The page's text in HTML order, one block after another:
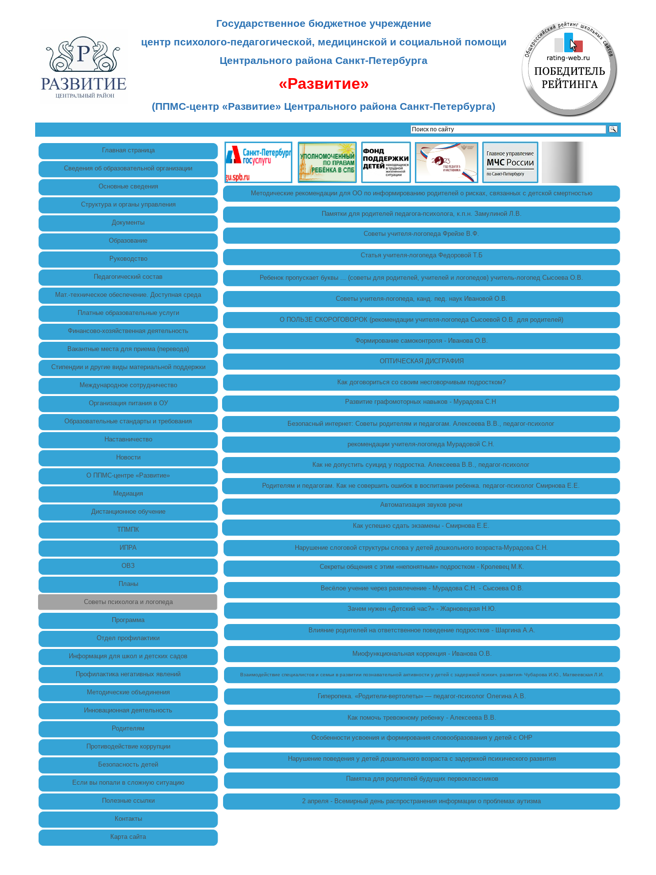
Государственное бюджетное учреждение
центр психолого-педагогической, медицинской и социальной помощи
Центрального района Санкт-Петербурга
«Развитие»
(ППМС-центр «Развитие» Центрального района Санкт-Петербурга)
Главная страница
Сведения об образовательной организации
Основные сведения
Структура и органы управления
Документы
Образование
Руководство
Педагогический состав
Мат.-техническое обеспечение. Доступная среда
Платные образовательные услуги
Финансово-хозяйственная деятельность
Вакантные места для приема (перевода)
Стипендии и другие виды материальной поддержки
Международное сотрудничество
Организация питания в ОУ
Образовательные стандарты и требования
Наставничество
Новости
О ППМС-центре «Развитие»
Медиация
Дистанционное обучение
ТПМПК
ИПРА
ОВЗ
Планы
Советы психолога и логопеда
Программа
Отдел профилактики
Информация для школ и детских садов
Профилактика негативных явлений
Методические объединения
Инновационная деятельность
Родителям
Противодействие коррупции
Безопасность детей
Если вы попали в сложную ситуацию
Полезные ссылки
Контакты
Карта сайта
Памятки для родителей педагога-психолога, к.п.н. Замулиной Л.В.
Советы учителя-логопеда Фрейзе В.Ф.
Статья учителя-логопеда Федоровой Т.Б
Ребенок пропускает буквы ... (советы для родителей, учителей и логопедов) учитель-логопед Сысоева О.В.
Советы учителя-логопеда, канд. пед. наук Ивановой О.В.
О ПОЛЬЗЕ СКОРОГОВОРОК (рекомендации учителя-логопеда Сысоевой О.В. для родителей)
Формирование самоконтроля - Иванова О.В.
рекомендации учителя-логопеда Мурадовой С.Н.
ОПТИЧЕСКАЯ ДИСГРАФИЯ
Как договориться со своим несговорчивым подростком?
Развитие графомоторных навыков - Мурадова С.Н
Безопасный интернет: Советы родителям и педагогам. Алексеева В.В., педагог-психолог
Методические рекомендации для ОО по информированию родителей о рисках, связанных с детской смертностью
Родителям и педагогам. Как не совершить ошибок в воспитании ребенка. педагог-психолог Смирнова Е.Е.
Автоматизация звуков речи
Как успешно сдать экзамены - Смирнова Е.Е.
Нарушение слоговой структуры слова у детей дошкольного возраста-Мурадова С.Н.
Секреты общения с этим «непонятным» подростком - Кролевец М.К.
Как не допустить суицид у подростка. Алексеева В.В., педагог-психолог
Весёлое учение через развлечение - Мурадова С.Н. - Сысоева О.В.
Зачем нужен «Детский час?» - Жарновецкая Н.Ю.
Взаимодействие специалистов и семьи в развитии познавательной активности у детей с задержкой психич. развития- Чубарова И.Ю., Матвеевская Л.И.
Влияние родителей на ответственное поведение подростков - Шаргина А.А.
Миофункциональная коррекция - Иванова О.В.
Как помочь тревожному ребенку - Алексеева В.В.
Гиперопека. «Родители-вертолеты» — педагог-психолог Олегина А.В.
Особенности усвоения и формирования словообразования у детей с ОНР
Нарушение поведения у детей дошкольного возраста с задержкой психического развития
Памятка для родителей будущих первоклассников
2 апреля - Всемирный день распространения информации о проблемах аутизма